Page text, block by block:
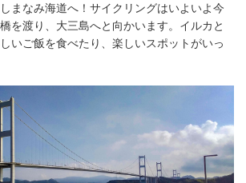
まなみ海道へ！サイクリングはいよいよ今
を渡り、大三島へと向かいます。イルカと
いご飯を食べたり、楽しいスポットがいっ